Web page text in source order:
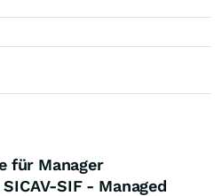
für Manager
SIF - Managed